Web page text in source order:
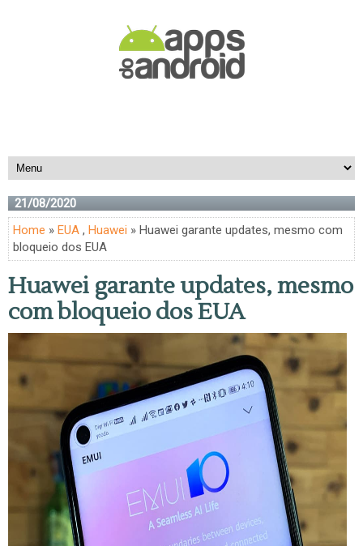
21/08/2020
Home » EUA , Huawei » Huawei garante updates, mesmo com
bloqueio dos EUA
Huawei garante updates, mesmo
com bloqueio dos EUA